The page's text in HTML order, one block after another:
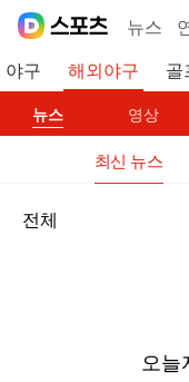
뉴스
야구 해외야구 골
뉴스 영상
최신 뉴스
전체
오늘